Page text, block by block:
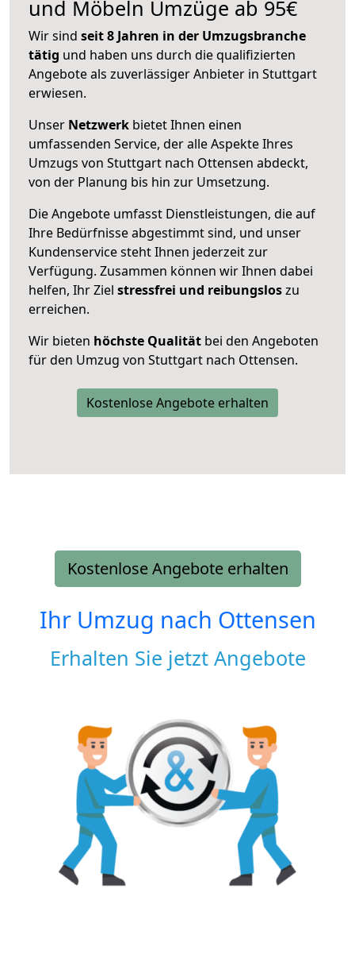
und Möbeln Umzüge ab 95€
Wir sind seit 8 Jahren in der Umzugsbranche
tätig und haben uns durch die qualifizierten
Angebote als zuverlässiger Anbieter in Stuttgart
erwiesen.
Unser Netzwerk bietet Ihnen einen
umfassenden Service, der alle Aspekte Ihres
Umzugs von Stuttgart nach Ottensen abdeckt,
von der Planung bis hin zur Umsetzung.
Die Angebote umfasst Dienstleistungen, die auf
Ihre Bedürfnisse abgestimmt sind, und unser
Kundenservice steht Ihnen jederzeit zur
Verfügung. Zusammen können wir Ihnen dabei
helfen, Ihr Ziel stressfrei und reibungsloszu
erreichen.
Wir bieten höchste Qualität bei den Angeboten
für den Umzug von Stuttgart nach Ottensen.
Kostenlose Angebote erhalten
Kostenlose Angebote erhalten
Ihr Umzug nach Ottensen
Erhalten Sie jetzt Angebote